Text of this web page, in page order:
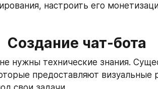
настроить его
Создание чат-бота
нужны технические знания.
предоставляют визуальные